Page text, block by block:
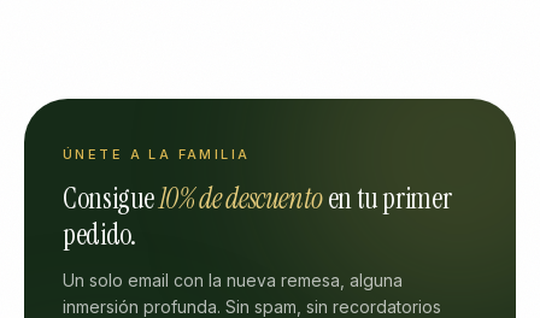
ÚNETE A LA FAMILIA
Consigue10% de descuentoen tu primer
pedido.
Un solo email con la nueva remesa, alguna
inmersión profunda. Sin spam, sin recordatorios